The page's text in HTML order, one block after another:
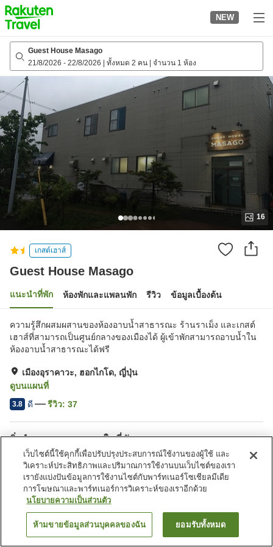
to
top
page
NEW
Guest House Masago
21/8/2026 - 22/8/2026 ทั้งหมด 2 คน จำนวน 1 ห้อง
16
เกสต์เฮาส์
Guest House Masago
แนะนำที่พัก ห้องพักและแพลนพัก รีวิว ข้อมูลเบื้องต้น
ความรู้สึกผสมผสานของห้องอาบน้ำสาธารณะ ร้านราเม็ง และเกสต์
เฮาส์ที่สามารถเป็นศูนย์กลางของเมืองได้ ผู้เข้าพักสามารถอาบน้ำใน
ห้องอาบน้ำสาธารณะได้ฟรี
เมืองอุราคาวะ, ฮอกไกโด, ญี่ปุ่น
ดูบนแผนที่
3.8 ดี รีวิว: 37
สิ่งอำนวยความสะดวกในที่พัก
ที่จอดรถ
เลานจ์
บาร์
ห้องอเนกประสงค์
หน้าแรก ญี่ปุ่น ฮอกไกโด
Guest House Masago
ค้นหาห้องพัก
เว็บไซต์นี้ใช้คุกกี้เพื่อปรับปรุงประสบการณ์ใช้งานของผู้ใช้ และ
วิเคราะห์ประสิทธิภาพและปริมาณการใช้งานบนเว็บไซต์ของเรา
เรายังแบ่งปันข้อมูลการใช้งานไซต์กับพาร์ทเนอร์โซเชียลมีเดีย
การโฆษณาและพาร์ทเนอร์การวิเคราะห์ของเราอีกด้วย
นโยบายความเป็นส่วนตัว
ห้ามขายข้อมูลส่วนบุคคลของฉัน ยอมรับทั้งหมด